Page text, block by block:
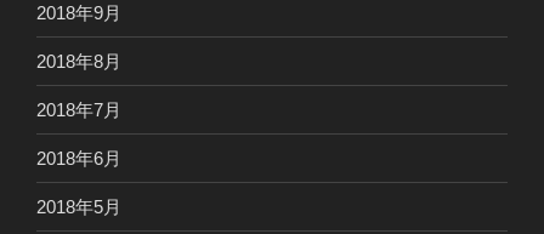
2018年9月
2018年8月
2018年7月
2018年6月
2018年5月